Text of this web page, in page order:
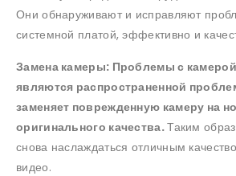
Они обнаруживают и исправляют
системной платой, эффективно и
Замена камеры: Проблемы с
являются распространенной
заменяет поврежденную камеру на
оригинального качества.Таким
снова наслаждаться отличным
видео.